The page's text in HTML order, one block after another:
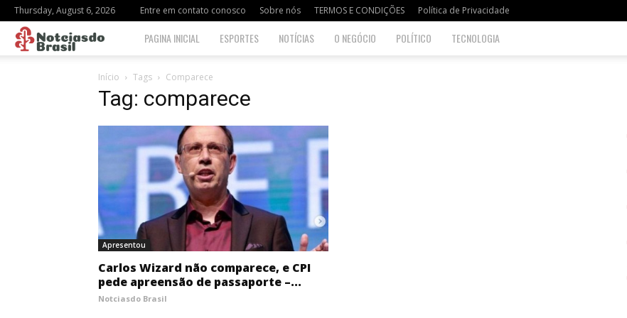
Thursday, August 6, 2026 Entre em contato conosco Sobre nós TERMOS E CONDIÇÕES Política de Privacidade
Notciasdo
Brasil
PAGINA INICIAL ESPORTES NOTÍCIAS O NEGÓCIO POLÍTICO TECNOLOGIA
Início Tags Comparece
Tag: comparece
Apresentou
Carlos Wizard não comparece, e CPI
pede apreensão de passaporte –...
Notciasdo Brasil